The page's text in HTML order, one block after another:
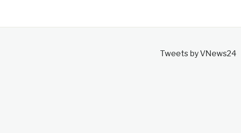
Tweets by VNews24